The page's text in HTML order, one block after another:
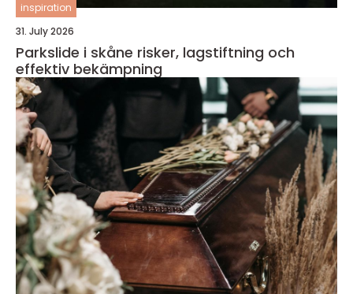
inspiration
31. July 2026
Parkslide i skåne risker, lagstiftning och
effektiv bekämpning